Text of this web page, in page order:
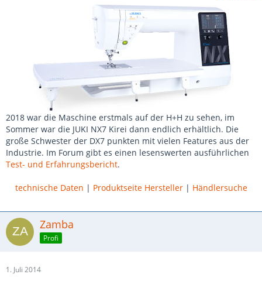
2018 war die Maschine erstmals auf der H+H zu sehen, im
Sommer war die JUKI NX7 Kirei dann endlich erhältlich. Die
große Schwester der DX7 punkten mit vielen Features aus der
Industrie. Im Forum gibt es einen lesenswerten ausführlichen
Test- und Erfahrungsbericht.
technische Daten | Produktseite Hersteller| Händlersuche
Zamba
Profi
1. Juli 2014